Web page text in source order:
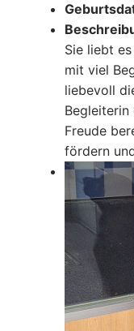
Sie liebt
mit viel
liebevoll
Begleiterin
Freude
fördern